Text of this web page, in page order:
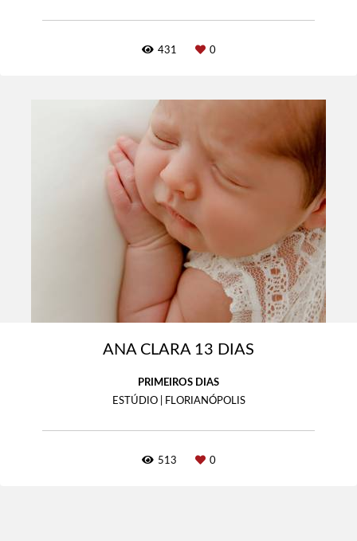
431 0
ANA CLARA 13 DIAS
PRIMEIROS DIAS
ESTÚDIO | FLORIANÓPOLIS
513 0